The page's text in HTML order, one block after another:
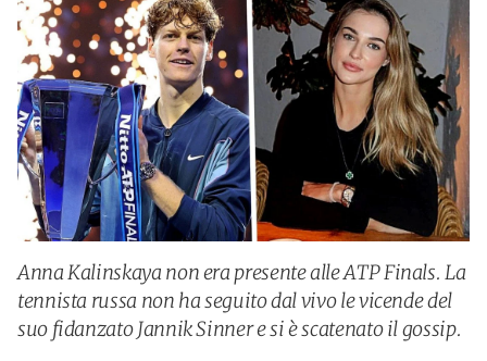
Anna Kalinskaya non era presente alle ATP Finals. La
tennista russa non ha seguito dal vivo le vicende del
suo fidanzato Jannik Sinner e si è scatenato il gossip.